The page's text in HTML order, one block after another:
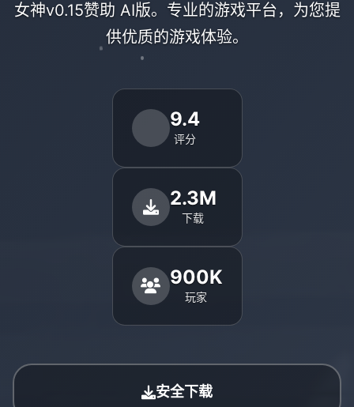
女神v0.15赞助 AI版。专业的游戏平台，为您提
供优质的游戏体验。
9.4
评分
2.3M
下载
900K
玩家
安全下载